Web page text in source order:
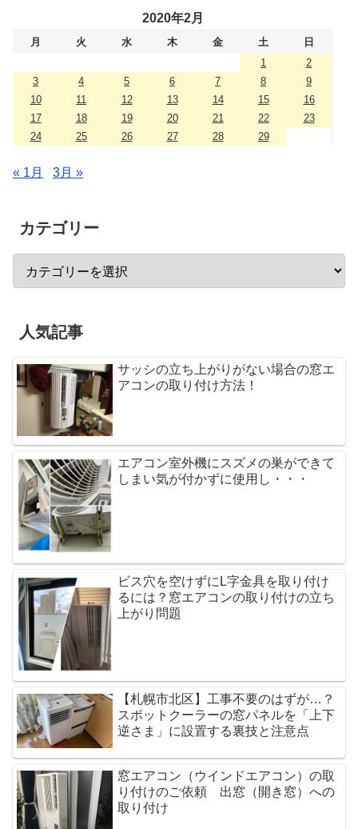
2020年2月
月 火 水 木 金 土
日
1
2
3
4 5 6 7 8
9
10
11 12 13 14 15
16
17
18 19 20 21 22
23
24
25 26 27 28 29
« 1月 3月 »
カテゴリー
人気記事
サッシの立ち上がりがない場合の窓エ
アコンの取り付け方法！
エアコン室外機にスズメの巣ができて
しまい気が付かずに使用し・・・
ビス穴を空けずにL字金具を取り付け
るには？窓エアコンの取り付けの立ち
上がり問題
【札幌市北区】工事不要のはずが…？
スポットクーラーの窓パネルを「上下
逆さま」に設置する裏技と注意点
窓エアコン（ウインドエアコン）の取
り付けのご依頼 出窓（開き窓）への
取り付け